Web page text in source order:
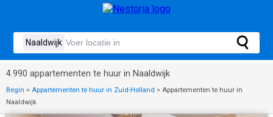
4.990 appartementen te huur in Naaldwijk
Begin > Appartementen te huur in Zuid-Holland > Appartementen te huur in
Naaldwijk